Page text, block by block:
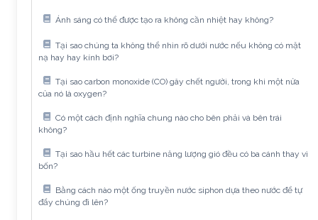
Ánh sáng có thể được tạo ra không cần nhiệt hay không?
Tại sao chúng ta không thể nhìn rõ dưới nước nếu không có mặt
nạ hay hay kính bơi?
Tại sao carbon monoxide (CO) gây chết người, trong khi một nửa
của nó là oxygen?
Có một cách định nghĩa chung nào cho bên phải và bên trái
không?
Tại sao hầu hết các turbine năng lượng gió đều có ba cánh thay vì
bốn?
Bằng cách nào một ống truyền nước siphon dựa theo nước để tự
đẩy chúng đi lên?